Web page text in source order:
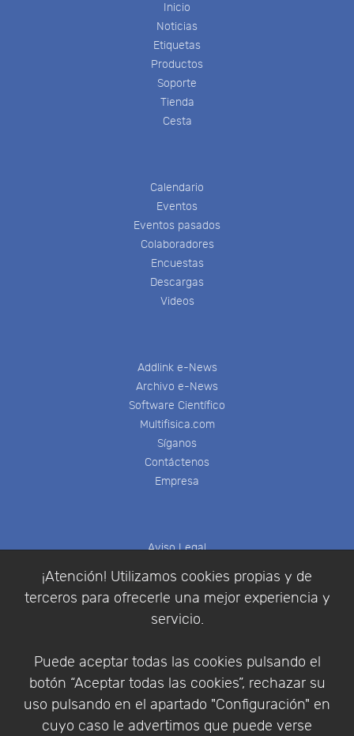
¡Atención! Utilizamos cookies propias y de
terceros para ofrecerle una mejor experiencia y
servicio.
Puede aceptar todas las cookies pulsando el
botón “Aceptar todas las cookies”, rechazar su
uso pulsando en el apartado "Configuración" en
cuyo caso le advertimos que puede verse
Inicio
Noticias
Etiquetas
Productos
Soporte
Tienda
Cesta
Calendario
Eventos
Eventos pasados
Colaboradores
Encuestas
Descargas
Videos
Addlink e-News
Archivo e-News
Software Científico
Multifisica.com
Síganos
Contáctenos
Empresa
Aviso Legal
Política de Privacidad
Condiciones de compra
Identificarse